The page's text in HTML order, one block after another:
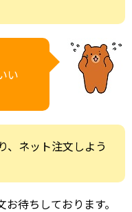
い
、ネット注文しよう
待ちしております。